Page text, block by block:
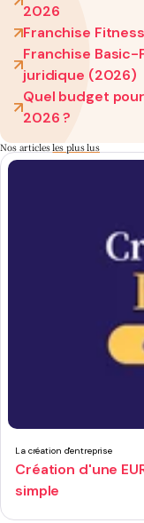
2026
Franchise
Franchise
juridique (2026)
Quel budget
2026 ?
Nos articlesles plus lus
La création d'entreprise
Création d'une
simple